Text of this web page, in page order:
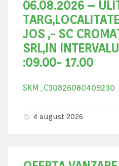
06.08.2026 –
JOS ,- SC
SRL,IN
:09.00- 17.00
SKM_C30826080409230
4 august 2026